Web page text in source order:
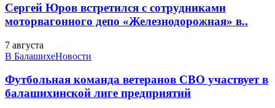
Сергей Юров встретился с сотрудниками
моторвагонного депо «Железнодорожная» в..
7 августа
В БалашихеНовости
Футбольная команда ветеранов СВО участвует в
балашихинской лиге предприятий